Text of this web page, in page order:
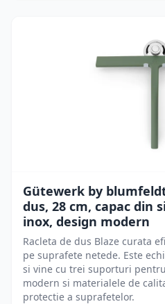
Gütewerk by
dus, 28 cm, capac din
inox, design modern
Racleta de dus Blaze curata
pe suprafete netede. Este
si vine cu trei suporturi
modern si materialele de
protectie a suprafetelor.